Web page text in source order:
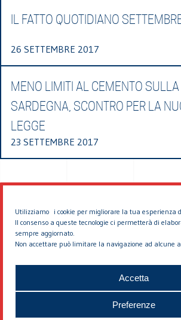
Utilizziamo i cookie per migliorare la tua esperienza
Il consenso a queste tecnologie ci permetterà di
sempre aggiornato.
Non accettare può limitare la navigazione ad alcune
Accetta
Preferenze
IL FATTO QUOTIDIANO
26 SETTEMBRE 2017
MENO LIMITI AL CEMENTO
SARDEGNA, SCONTRO PER LA
LEGGE
23 SETTEMBRE 2017
© 2026 EDDYBURG